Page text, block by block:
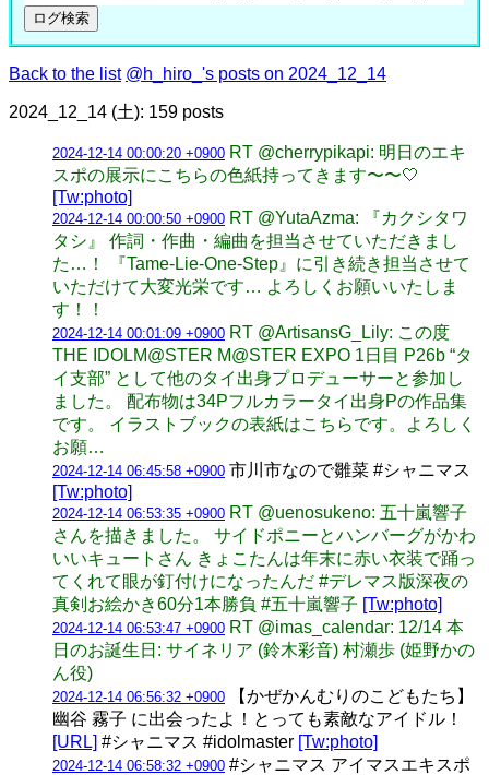
Back to the list @h_hiro_'s posts on 2024_12_14
2024_12_14 (土): 159 posts
2024-12-14 00:00:20 +0900 RT @cherrypikapi: 明日のエキ
スポの展示にこちらの色紙持ってきます〜〜🤍
[Tw:photo]
2024-12-14 00:00:50 +0900 RT @YutaAzma: 『カクシタワ
タシ』 作詞・作曲・編曲を担当させていただきまし
た…！ 『Tame-Lie-One-Step』に引き続き担当させて
いただけて大変光栄です… よろしくお願いいたしま
す！！
2024-12-14 00:01:09 +0900 RT @ArtisansG_Lily: この度
THE IDOLM@STER M@STER EXPO 1日目 P26b “タ
イ支部” として他のタイ出身プロデューサーと参加し
ました。 配布物は34Pフルカラータイ出身Pの作品集
です。 イラストブックの表紙はこちらです。よろしく
お願…
2024-12-14 06:45:58 +0900 市川市なので雛菜 #シャニマス
[Tw:photo]
2024-12-14 06:53:35 +0900 RT @uenosukeno: 五十嵐響子
さんを描きました。 サイドポニーとハンバーグがかわ
いいキュートさん きょこたんは年末に赤い衣装で踊っ
てくれて眼が釘付けになったんだ #デレマス版深夜の
真剣お絵かき60分1本勝負 #五十嵐響子 [Tw:photo]
2024-12-14 06:53:47 +0900 RT @imas_calendar: 12/14 本
日のお誕生日: サイネリア (鈴木彩音) 村瀬歩 (姫野かの
ん役)
2024-12-14 06:56:32 +0900 【かぜかんむりのこどもたち】
幽谷 霧子 に出会ったよ！とっても素敵なアイドル！
[URL] #シャニマス #idolmaster [Tw:photo]
2024-12-14 06:58:32 +0900 #シャニマス アイマスエキスポ